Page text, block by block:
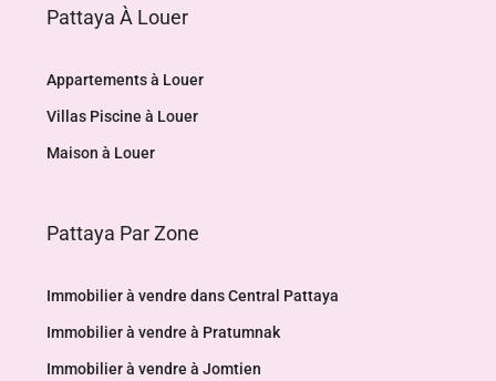
Pattaya À Louer
Appartements à Louer
Villas Piscine à Louer
Maison à Louer
Pattaya Par Zone
Immobilier à vendre dans Central Pattaya
Immobilier à vendre à Pratumnak
Immobilier à vendre à Jomtien